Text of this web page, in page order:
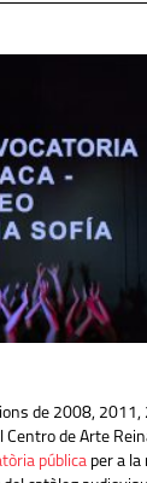
de 2008,
Centro de Arte
pública per a la